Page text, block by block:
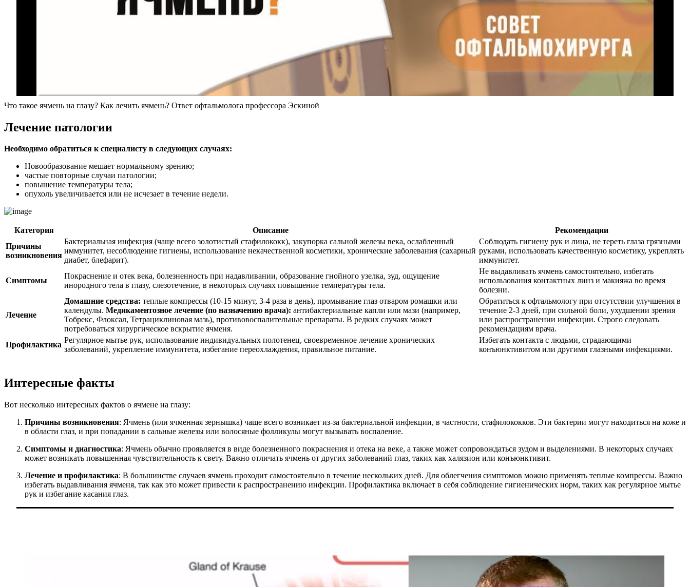
Что такое ячмень на глазу? Как лечить ячмень? Ответ офтальмолога профессора Эскиной
Лечение патологии
Необходимо обратиться к специалисту в следующих случаях:
Новообразование мешает нормальному зрению;
частые повторные случаи патологии;
повышение температуры тела;
опухоль увеличивается или не исчезает в течение недели.
Категория Описание
Рекомендации
Причины
возникновения
Бактериальная инфекция (чаще всего золотистый стафилококк), закупорка сальной железы века, ослабленный
иммунитет, несоблюдение гигиены, использование некачественной косметики, хронические заболевания (сахарный
диабет, блефарит).
Соблюдать гигиену рук и лица, не тереть глаза грязными
руками, использовать качественную косметику, укреплять
иммунитет.
Симптомы
Покраснение и отек века, болезненность при надавливании, образование гнойного узелка, зуд, ощущение
инородного тела в глазу, слезотечение, в некоторых случаях повышение температуры тела.
Не выдавливать ячмень самостоятельно, избегать
использования контактных линз и макияжа во время
болезни.
Лечение
Домашние средства: теплые компрессы (10-15 минут, 3-4 раза в день), промывание глаз отваром ромашки или
календулы. Медикаментозное лечение (по назначению врача): антибактериальные капли или мази (например,
Тобрекс, Флоксал, Тетрациклиновая мазь), противовоспалительные препараты. В редких случаях может
потребоваться хирургическое вскрытие ячменя.
Обратиться к офтальмологу при отсутствии улучшения в
течение 2-3 дней, при сильной боли, ухудшении зрения
или распространении инфекции. Строго следовать
рекомендациям врача.
Профилактика
Регулярное мытье рук, использование индивидуальных полотенец, своевременное лечение хронических
заболеваний, укрепление иммунитета, избегание переохлаждения, правильное питание.
Избегать контакта с людьми, страдающими
конъюнктивитом или другими глазными инфекциями.
Интересные факты
Вот несколько интересных фактов о ячмене на глазу:
Причины возникновения: Ячмень (или ячменная зернышка) чаще всего возникает из-за бактериальной инфекции, в частности, стафилококков. Эти бактерии могут находиться на коже и
в области глаз, и при попадании в сальные железы или волосяные фолликулы могут вызывать воспаление.
Симптомы и диагностика: Ячмень обычно проявляется в виде болезненного покраснения и отека на веке, а также может сопровождаться зудом и выделениями. В некоторых случаях
может возникать повышенная чувствительность к свету. Важно отличать ячмень от других заболеваний глаз, таких как халязион или конъюнктивит.
Лечение и профилактика: В большинстве случаев ячмень проходит самостоятельно в течение нескольких дней. Для облегчения симптомов можно применять теплые компрессы. Важно
избегать выдавливания ячменя, так как это может привести к распространению инфекции. Профилактика включает в себя соблюдение гигиенических норм, таких как регулярное мытье
рук и избегание касания глаз.